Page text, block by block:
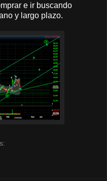
e ir buscando
y largo plazo.